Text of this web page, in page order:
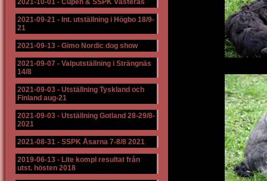
2021-10-01 - Cupen & SSPK Västerås
2021-09-21 - Int. utställning i Högbo 18/9-
21
2021-09-13 - Gimo Nordic dog show
2021-09-07 - Valputställning i Strängnäs
14/8
2021-09-03 - Utställning Tyskland och
Finland aug-21
2021-09-03 - Utställning Gotland 28-29/8-
2021
2021-08-31 - SSPK Åsarna 7-8/8 2021
2019-06-13 - Lite kompl resultat från
utst. hösten 2018